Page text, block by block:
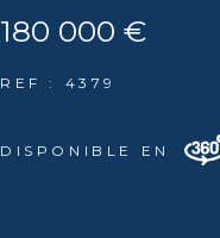
180 000 €
REF : 4379
DISPONIBLE EN